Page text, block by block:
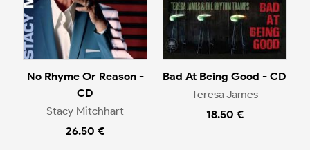
No Rhyme Or Reason -
CD
Stacy Mitchhart
26.50 €
Bad At Being Good - CD
Teresa James
18.50 €